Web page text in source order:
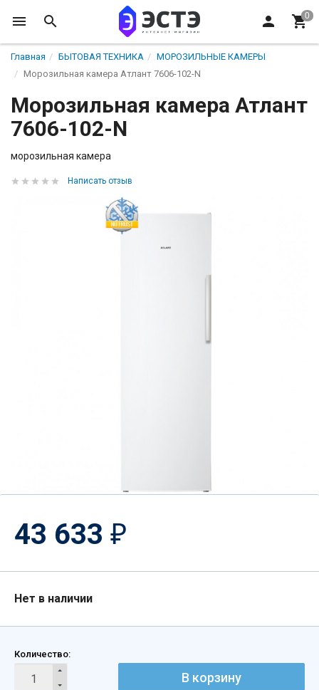
Главная БЫТОВАЯ ТЕХНИКА
МОРОЗИЛЬНЫЕ КАМЕРЫ
Морозильная камера Атлант 7606-102-N
Морозильная камера Атлант
7606-102-N
морозильная камера
Написать отзыв
43 633 ₽
Нет в наличии
Количество:
В корзину